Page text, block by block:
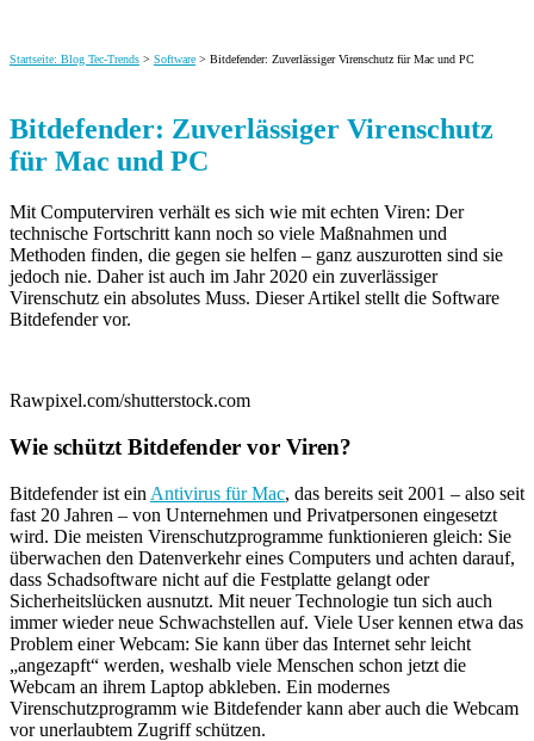
Startseite: Blog Tec-Trends > Software > Bitdefender: Zuverlässiger Virenschutz für Mac und PC
Bitdefender: Zuverlässiger Virenschutz
für Mac und PC
Mit Computerviren verhält es sich wie mit echten Viren: Der
technische Fortschritt kann noch so viele Maßnahmen und
Methoden finden, die gegen sie helfen – ganz auszurotten sind sie
jedoch nie. Daher ist auch im Jahr 2020 ein zuverlässiger
Virenschutz ein absolutes Muss. Dieser Artikel stellt die Software
Bitdefender vor.
Rawpixel.com/shutterstock.com
Wie schützt Bitdefender vor Viren?
Bitdefender ist ein Antivirus für Mac, das bereits seit 2001 – also seit
fast 20 Jahren – von Unternehmen und Privatpersonen eingesetzt
wird. Die meisten Virenschutzprogramme funktionieren gleich: Sie
überwachen den Datenverkehr eines Computers und achten darauf,
dass Schadsoftware nicht auf die Festplatte gelangt oder
Sicherheitslücken ausnutzt. Mit neuer Technologie tun sich auch
immer wieder neue Schwachstellen auf. Viele User kennen etwa das
Problem einer Webcam: Sie kann über das Internet sehr leicht
„angezapft“ werden, weshalb viele Menschen schon jetzt die
Webcam an ihrem Laptop abkleben. Ein modernes
Virenschutzprogramm wie Bitdefender kann aber auch die Webcam
vor unerlaubtem Zugriff schützen.